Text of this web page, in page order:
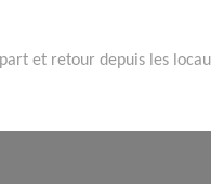
et retour depuis les